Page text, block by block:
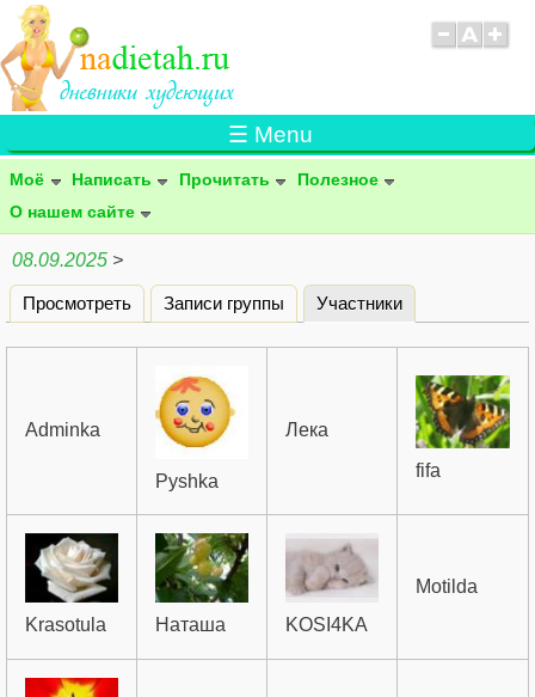
☰ Menu
Моё Написать Прочитать
Полезное
О нашем сайте
08.09.2025 >
Главные вкладки
Просмотреть Записи группы Участники
Adminka
Pyshka
Лека
fifa
Krasotula Наташа KOSI4KA
Motilda